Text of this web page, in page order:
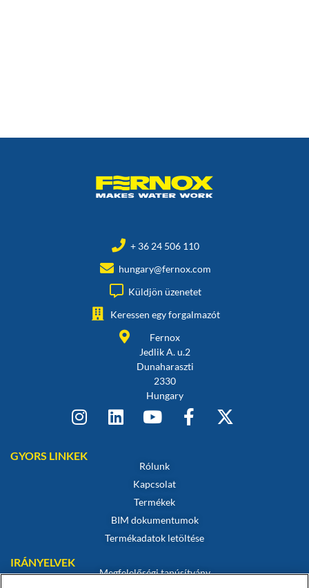
+ 36 24 506 110
hungary@fernox.com
Küldjön üzenetet
Keressen egy forgalmazót
Fernox
Jedlik A. u.2
Dunaharaszti
2330
Hungary
GYORS LINKEK
Rólunk
Kapcsolat
Termékek
BIM dokumentumok
Termékadatok letöltése
IRÁNYELVEK
Megfelelőségi tanúsítvány